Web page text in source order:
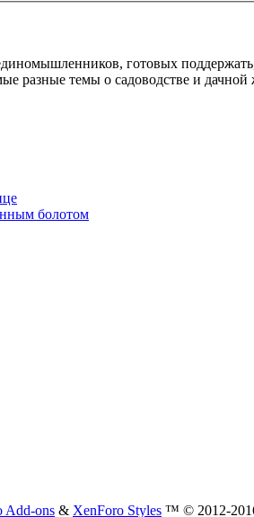
готовых
разные темы о садоводстве и
болотом
Add-ons & XenForo Styles ™ © 2012-